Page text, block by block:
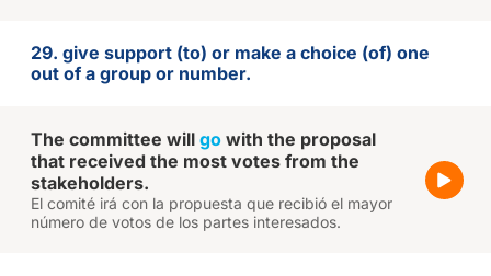
29. give support (to) or make a choice (of) one
out of a group or number.
The committee will go with the proposal
that received the most votes from the
stakeholders.
El comité irá con la propuesta que recibió el mayor
número de votos de los partes interesados.